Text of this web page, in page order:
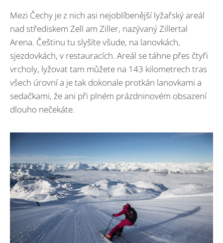
Mezi Čechy je z nich asi nejoblíbenější lyžařský areál
nad střediskem Zell am Ziller, nazývaný Zillertal
Arena. Češtinu tu slyšíte všude, na lanovkách,
sjezdovkách, v restauracích. Areál se táhne přes čtyři
vrcholy, lyžovat tam můžete na 143 kilometrech tras
všech úrovní a je tak dokonale protkán lanovkami a
sedačkami, že ani při plném prázdninovém obsazení
dlouho nečekáte.